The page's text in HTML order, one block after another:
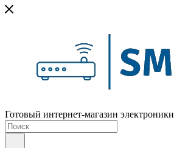
Готовый интернет-магазин электроники